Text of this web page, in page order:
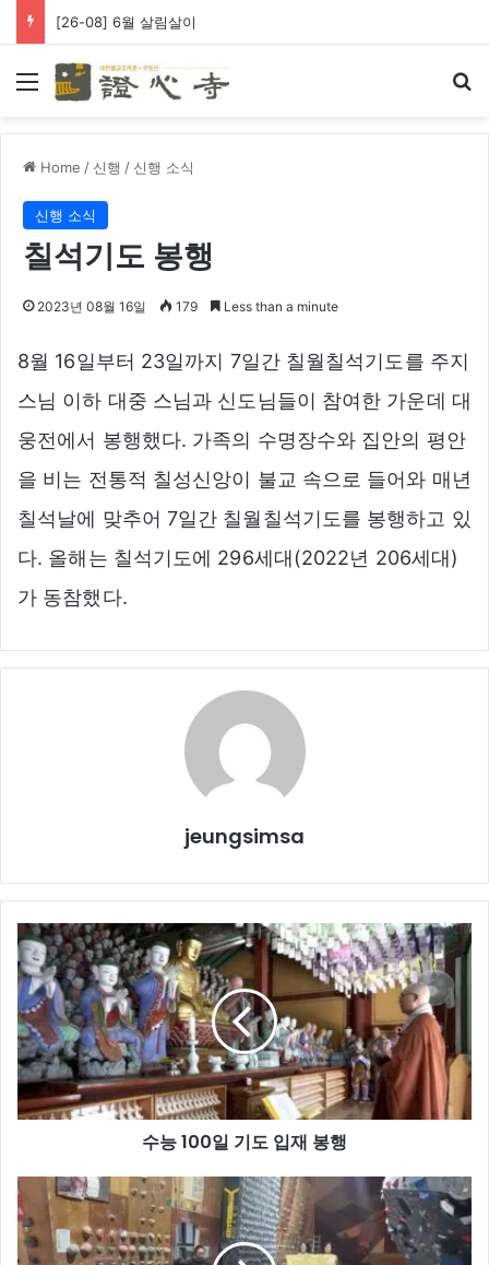
[26-08] 6월 살림살이
Menu
Home / 신행 / 신행 소식
신행 소식
칠석기도 봉행
2023년 08월 16일 179 Less than a minute
8월 16일부터 23일까지 7일간 칠월칠석기도를 주지
스님 이하 대중 스님과 신도님들이 참여한 가운데 대
웅전에서 봉행했다. 가족의 수명장수와 집안의 평안
을 비는 전통적 칠성신앙이 불교 속으로 들어와 매년
칠석날에 맞추어 7일간 칠월칠석기도를 봉행하고 있
다. 올해는 칠석기도에 296세대(2022년 206세대)
가 동참했다.
jeungsimsa
수
능
100
일
기
도
입
재
봉
수능 100일 기도 입재 봉행
8
월
행
복